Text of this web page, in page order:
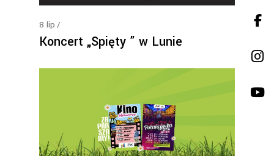
8 lip
Koncert „Spięty ” w Lunie